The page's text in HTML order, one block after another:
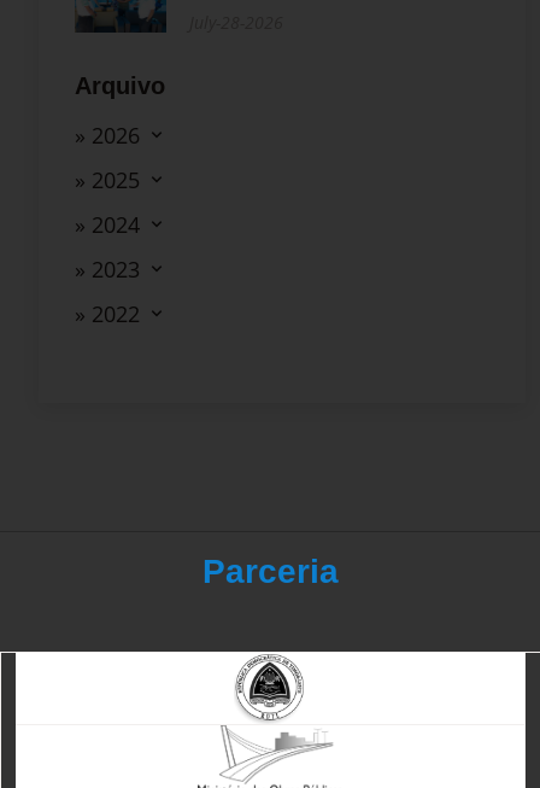
Arquivo
» 2026
» 2025
» 2024
» 2023
» 2022
Parceria